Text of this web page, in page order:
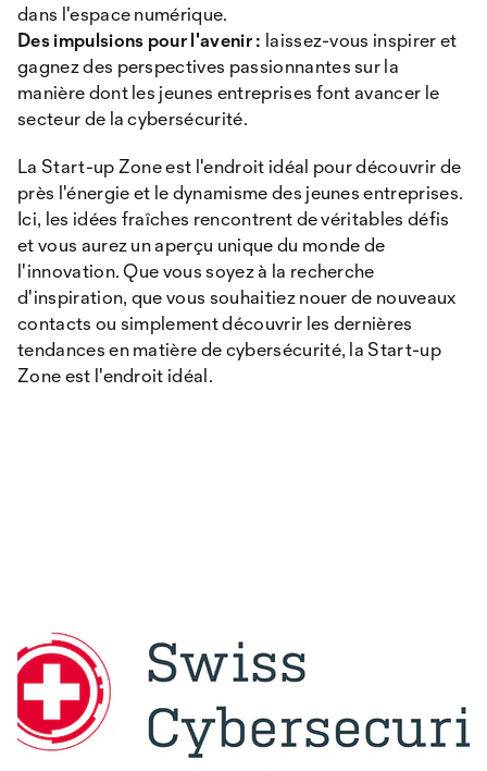
dans l'espace numérique.
Des impulsions pour l'avenir : laissez-vous inspirer et
gagnez des perspectives passionnantes sur la
manière dont les jeunes entreprises font avancer le
secteur de la cybersécurité.
La Start-up Zone est l'endroit idéal pour découvrir de
près l'énergie et le dynamisme des jeunes entreprises.
Ici, les idées fraîches rencontrent de véritables défis
et vous aurez un aperçu unique du monde de
l'innovation. Que vous soyez à la recherche
d'inspiration, que vous souhaitiez nouer de nouveaux
contacts ou simplement découvrir les dernières
tendances en matière de cybersécurité, la Start-up
Zone est l'endroit idéal.